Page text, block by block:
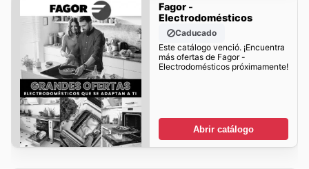
Fagor -
Electrodomésticos
Caducado
Este catálogo venció. ¡Encuentra
más ofertas de Fagor -
Electrodomésticos próximamente!
Abrir catálogo